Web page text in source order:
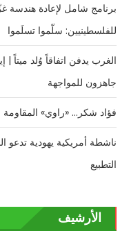
برنامج شامل لإعادة هندسة
للفلسطينيين: سلّموا تسلَموا
الغرب يدفن اتفاقاً وُلد ميتاً |
جاهزون للمواجهة
فؤاد شكر… «راوي» المقاومة
ناشطة أمريكية يهودية تدعو
التطبيع
الأرشيف